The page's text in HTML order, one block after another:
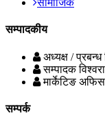
सामाजिक
सम्पादकीय
अध्यक्ष / प्रबन्ध
सम्पादक
मार्केटिङ
सम्पर्क